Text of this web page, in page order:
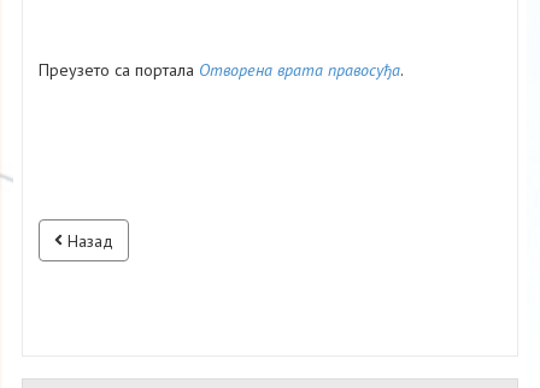
Преузето са портала Отворена врата правосуђа.
Назад